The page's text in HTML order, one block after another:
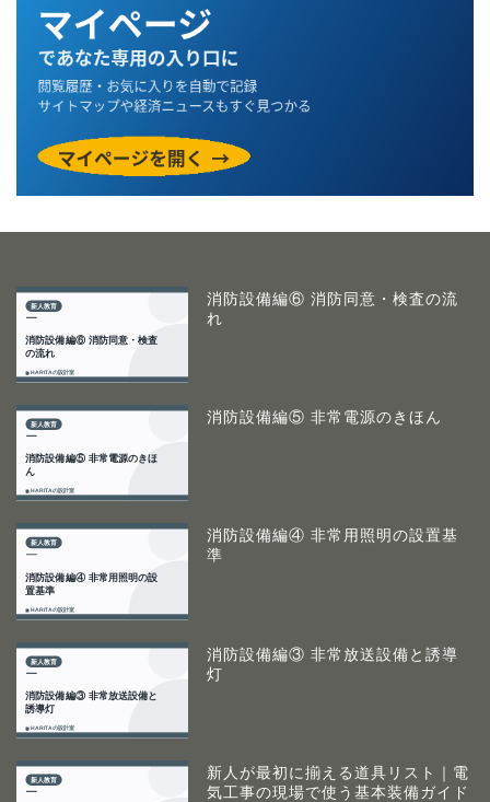
消防設備編⑥ 消防同意・検査の流
れ
消防設備編⑤ 非常電源のきほん
消防設備編④ 非常用照明の設置基
準
消防設備編③ 非常放送設備と誘導
灯
新人が最初に揃える道具リスト｜電
気工事の現場で使う基本装備ガイド